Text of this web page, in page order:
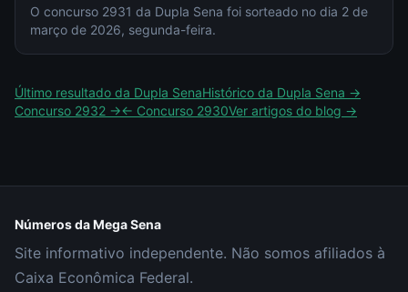
O concurso 2931 da Dupla Sena foi sorteado no dia 2 de
março de 2026, segunda-feira.
Último resultado da Dupla SenaHistórico da Dupla Sena →
Concurso 2932 →← Concurso 2930Ver artigos do blog →
Números da Mega Sena
Site informativo independente. Não somos afiliados à
Caixa Econômica Federal.